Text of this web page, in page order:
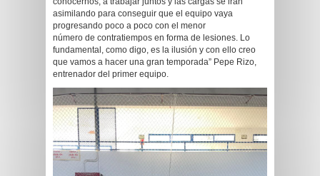
asimilando para conseguir que el equipo vaya
progresando poco a poco con el menor
número de contratiempos en forma de lesiones. Lo
fundamental, como digo, es la ilusión y con ello creo
que vamos a hacer una gran temporada” Pepe Rizo,
entrenador del primer equipo.